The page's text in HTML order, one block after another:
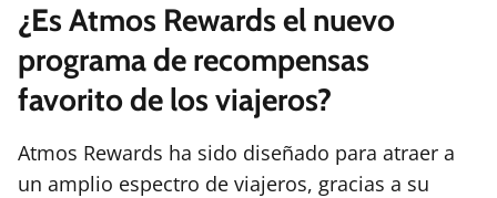
¿Es Atmos Rewards el nuevo
programa de recompensas
favorito de los viajeros?
Atmos Rewards ha sido diseñado para atraer a
un amplio espectro de viajeros, gracias a su